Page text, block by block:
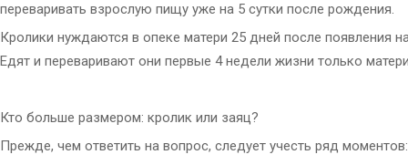
переваривать взрослую пищу уже на 5 сутки после рождения.
Кролики нуждаются в опеке матери 25 дней после появления
Едят и переваривают они первые 4 недели жизни только
Кто больше размером: кролик или заяц?
Прежде, чем ответить на вопрос, следует учесть ряд моментов: